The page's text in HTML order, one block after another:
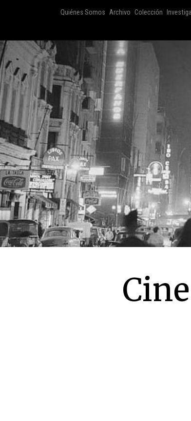
Quiénes Somos Archivo Colección